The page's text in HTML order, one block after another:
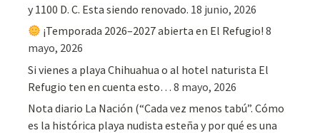
y 1100 D. C. Esta siendo renovado. 18 junio, 2026
¡Temporada 2026–2027 abierta en El Refugio! 8
mayo, 2026
Si vienes a playa Chihuahua o al hotel naturista El
Refugio ten en cuenta esto… 8 mayo, 2026
Nota diario La Nación (“Cada vez menos tabú”. Cómo
es la histórica playa nudista esteña y por qué es una